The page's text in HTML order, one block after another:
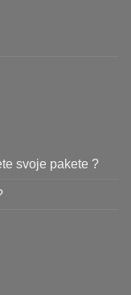
svoje pakete ?